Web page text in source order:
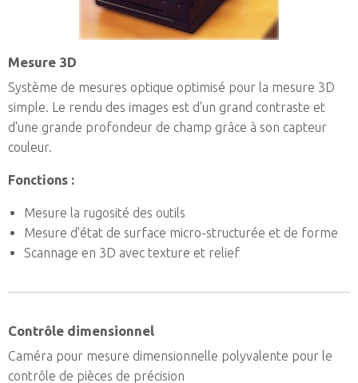
Mesure 3D
Système de mesures optique optimisé pour la mesure 3D
simple. Le rendu des images est d'un grand contraste et
d'une grande profondeur de champ grâce à son capteur
couleur.
Fonctions :
Mesure la rugosité des outils
Mesure d'état de surface micro-structurée et de forme
Scannage en 3D avec texture et relief
Contrôle dimensionnel
Caméra pour mesure dimensionnelle polyvalente pour le
contrôle de pièces de précision